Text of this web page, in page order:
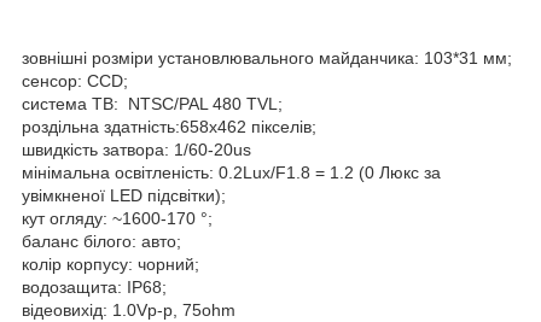
зовнішні розміри установлювального майданчика: 103*31 мм;
сенсор: CCD;
система ТВ: NTSC/PAL 480 TVL;
роздільна здатність:658x462 пікселів;
швидкість затвора: 1/60-20us
мінімальна освітленість: 0.2Lux/F1.8 = 1.2 (0 Люкс за
увімкненої LED підсвітки);
кут огляду: ~1600-170 °;
баланс білого: авто;
колір корпусу: чорний;
водозащита: IP68;
відеовихід: 1.0Vp-p, 75ohm